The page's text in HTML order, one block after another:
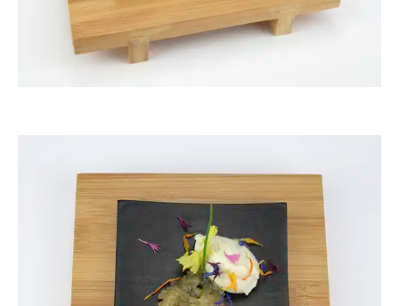
ThommyWeiss